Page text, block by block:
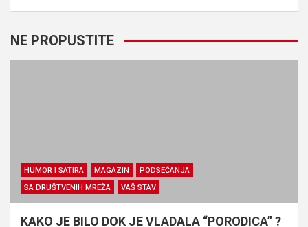
NE PROPUSTITE
HUMOR I SATIRA MAGAZIN
PODSEĆANJA
SA DRUŠTVENIH MREŽA
VAŠ STAV
KAKO JE BILO DOK JE VLADALA “PORODICA” ?